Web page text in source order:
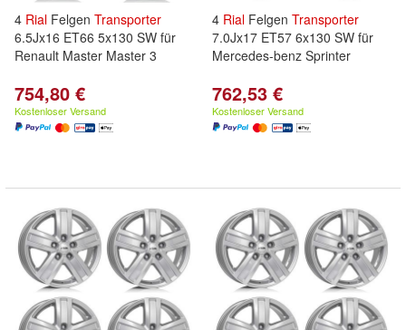
4 Rial Felgen Transporter
6.5Jx16 ET66 5x130 SW für
Renault Master Master 3
754,80 €
Kostenloser Versand
4 Rial Felgen Transporter
7.0Jx17 ET57 6x130 SW für
Mercedes-benz Sprinter
762,53 €
Kostenloser Versand